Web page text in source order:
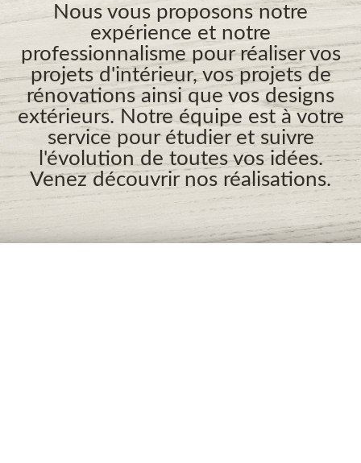
Nous vous proposons notre
expérience et notre
professionnalisme pour réaliser vos
projets d'intérieur, vos projets de
rénovations ainsi que vos designs
extérieurs. Notre équipe est à votre
service pour étudier et suivre
l'évolution de toutes vos idées.
Venez découvrir nos réalisations.